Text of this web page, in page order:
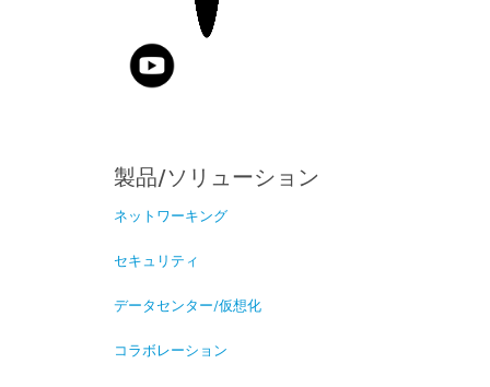
製品/ソリューション
ネットワーキング
セキュリティ
データセンター/仮想化
コラボレーション